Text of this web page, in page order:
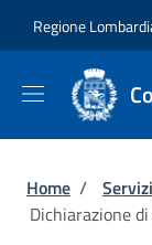
Regione
Briciole
Home / Servizi
Dichiarazione